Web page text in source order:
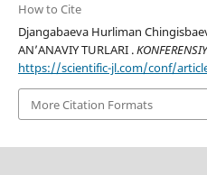
How to Cite
Djangabaeva Hurliman
AN’ANAVIY TURLARI .
https://scientific-jl.com/conf/
More Citation Formats